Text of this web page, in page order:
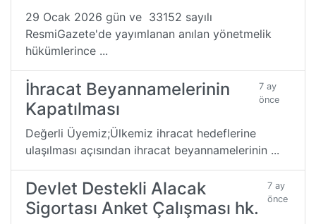
29 Ocak 2026 gün ve 33152 sayılı
ResmiGazete'de yayımlanan anılan yönetmelik
hükümlerince ...
İhracat Beyannamelerinin
Kapatılması
7 ay
önce
Değerli Üyemiz;Ülkemiz ihracat hedeflerine
ulaşılması açısından ihracat beyannamelerinin ...
Devlet Destekli Alacak
Sigortası Anket Çalışması hk.
7 ay
önce